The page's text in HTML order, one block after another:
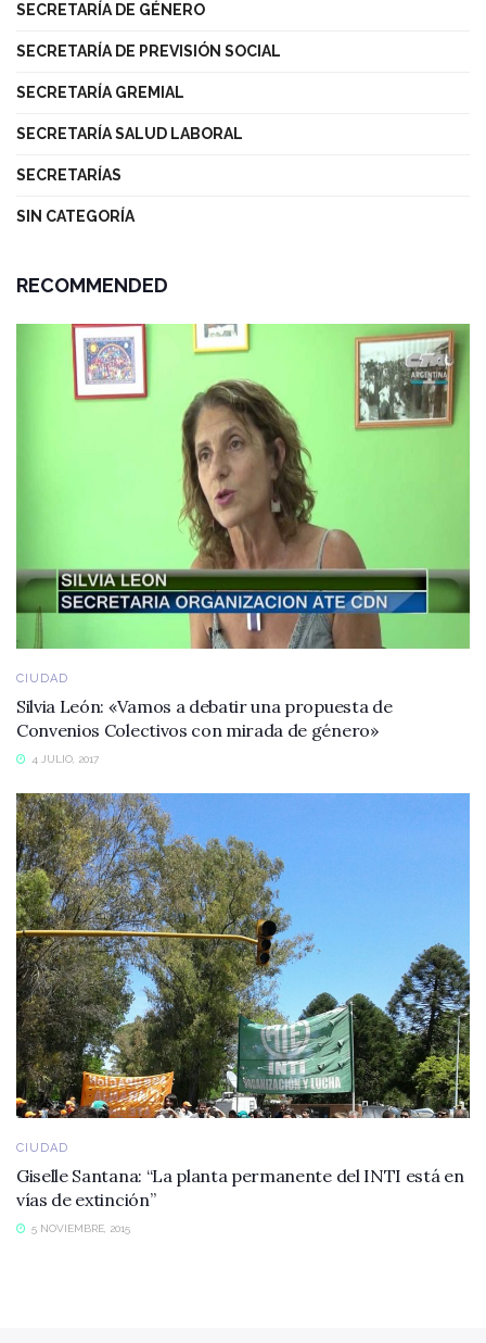
SECRETARÍA DE GÉNERO
SECRETARÍA DE PREVISIÓN SOCIAL
SECRETARÍA GREMIAL
SECRETARÍA SALUD LABORAL
SECRETARÍAS
SIN CATEGORÍA
RECOMMENDED
CIUDAD
Silvia León: «Vamos a debatir una propuesta de
Convenios Colectivos con mirada de género»
4 JULIO, 2017
CIUDAD
Giselle Santana: “La planta permanente del INTI está en
vías de extinción”
5 NOVIEMBRE, 2015